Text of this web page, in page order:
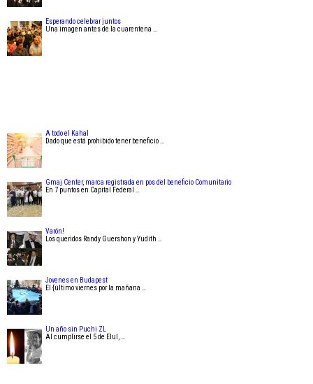
Esperando celebrar juntos
Una imagen antes de la cuarentena …
A todo el Kahal
Dado que está prohibido tener beneficio …
Gmaj Center, marca registrada en pos del beneficio Comunitario
En 7 puntos en Capital Federal …
Varón!
Los queridos Randy Guershon y Yudith …
Jovenes en Budapest
El {último viernes por la mañana …
Un año sin Puchi ZL
Al cumplirse el 5 de Elul, …